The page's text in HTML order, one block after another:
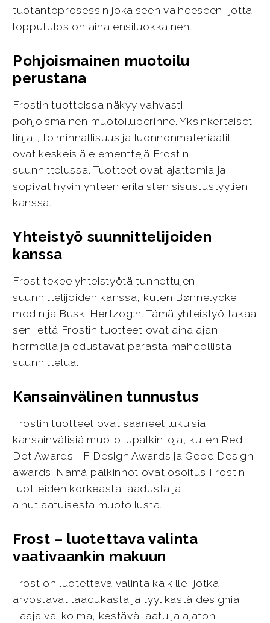
tuotantoprosessin jokaiseen vaiheeseen, jotta
lopputulos on aina ensiluokkainen.
Pohjoismainen muotoilu
perustana
Frostin tuotteissa näkyy vahvasti
pohjoismainen muotoiluperinne. Yksinkertaiset
linjat, toiminnallisuus ja luonnonmateriaalit
ovat keskeisiä elementtejä Frostin
suunnittelussa. Tuotteet ovat ajattomia ja
sopivat hyvin yhteen erilaisten sisustustyylien
kanssa.
Yhteistyö suunnittelijoiden
kanssa
Frost tekee yhteistyötä tunnettujen
suunnittelijoiden kanssa, kuten Bønnelycke
mdd:n ja Busk+Hertzog:n. Tämä yhteistyö takaa
sen, että Frostin tuotteet ovat aina ajan
hermolla ja edustavat parasta mahdollista
suunnittelua.
Kansainvälinen tunnustus
Frostin tuotteet ovat saaneet lukuisia
kansainvälisiä muotoilupalkintoja, kuten Red
Dot Awards, IF Design Awards ja Good Design
awards. Nämä palkinnot ovat osoitus Frostin
tuotteiden korkeasta laadusta ja
ainutlaatuisesta muotoilusta.
Frost – luotettava valinta
vaativaankin makuun
Frost on luotettava valinta kaikille, jotka
arvostavat laadukasta ja tyylikästä designia.
Laaja valikoima, kestävä laatu ja ajaton